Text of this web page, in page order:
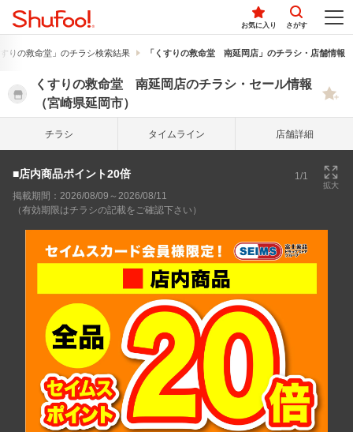
お気に入り さがす
りの救命堂」のチラシ検索結果 「くすりの救命堂 南延岡店」のチラシ・店舗情報
くすりの救命堂 南延岡店のチラシ・セール情報
（宮崎県延岡市）
チラシ タイム ライン 店舗詳細
■店内商品ポイント20倍 1/1
拡大
掲載期間：2026/08/09～2026/08/11
（有効期限はチラシの記載をご確認下さい）